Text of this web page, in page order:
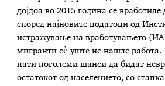
дојдоа во 2015 година се вработиле
според најновите податоци од
истражување на вработувањето
мигранти сè уште не нашле работа.
пати поголеми шанси да бидат
остатокот од населението, со